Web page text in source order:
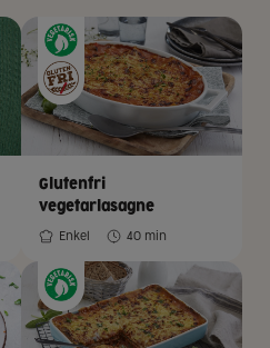
Glutenfri
vegetarlasagne
Enkel 40 min